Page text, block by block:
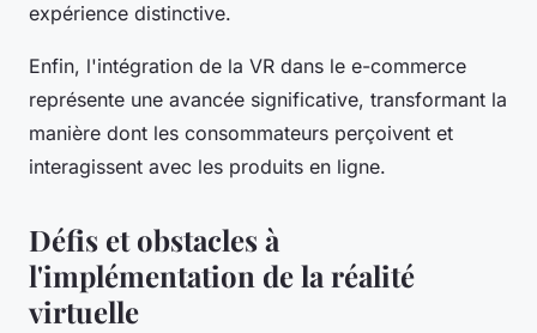
expérience distinctive.
Enfin, l'intégration de la VR dans le e-commerce
représente une avancée significative, transformant la
manière dont les consommateurs perçoivent et
interagissent avec les produits en ligne.
Défis et obstacles à
l'implémentation de la réalité
virtuelle